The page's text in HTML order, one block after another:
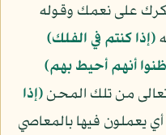
على نعمك وقوله
﴿إذا كنتم في الفلك﴾
أنهم أحيط بهم﴾
من تلك المحن﴿إذا
أي يعملون فيها بالمعاصي